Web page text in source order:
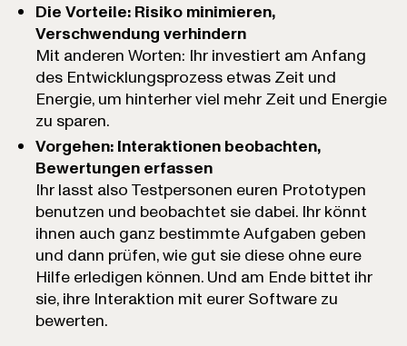
Die Vorteile: Risiko minimieren,
Verschwendung verhindern
Mit anderen Worten: Ihr investiert am Anfang
des Entwicklungsprozess etwas Zeit und
Energie, um hinterher viel mehr Zeit und Energie
zu sparen.
Vorgehen: Interaktionen beobachten,
Bewertungen erfassen
Ihr lasst also Testpersonen euren Prototypen
benutzen und beobachtet sie dabei. Ihr könnt
ihnen auch ganz bestimmte Aufgaben geben
und dann prüfen, wie gut sie diese ohne eure
Hilfe erledigen können. Und am Ende bittet ihr
sie, ihre Interaktion mit eurer Software zu
bewerten.